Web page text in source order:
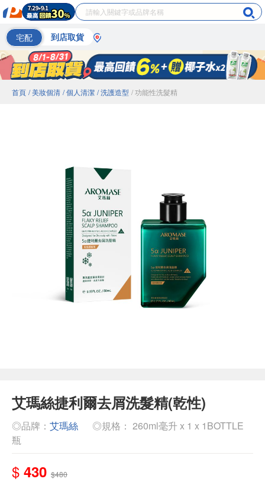
宅配 到店取貨
首頁 / 美妝個清 / 個人清潔 / 洗護造型 / 功能性洗髮精
艾瑪絲捷利爾去屑洗髮精(乾性)
◎品牌： 艾瑪絲
◎規格： 260ml毫升 x 1 x 1BOTTLE
瓶
$ 430 $480